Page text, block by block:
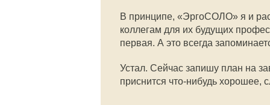
В принципе, «ЭргоСОЛО» я и
коллегам для их будущих
первая. А это всегда
Устал. Сейчас запишу план на
приснится что-нибудь хорошее,